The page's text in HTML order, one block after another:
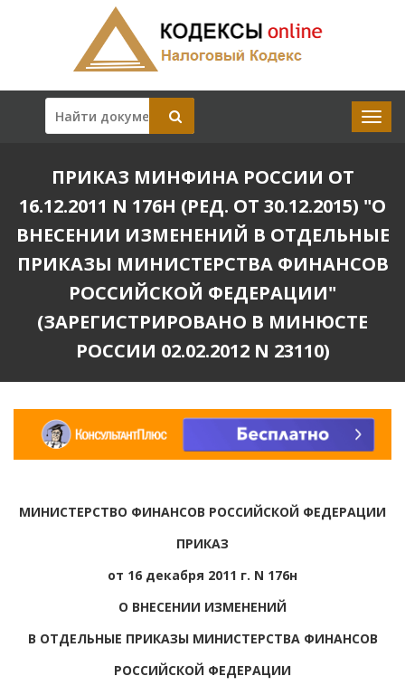
ПРИКАЗ МИНФИНА РОССИИ ОТ
16.12.2011 N 176Н (РЕД. ОТ 30.12.2015) "О
ВНЕСЕНИИ ИЗМЕНЕНИЙ В ОТДЕЛЬНЫЕ
ПРИКАЗЫ МИНИСТЕРСТВА ФИНАНСОВ
РОССИЙСКОЙ ФЕДЕРАЦИИ"
(ЗАРЕГИСТРИРОВАНО В МИНЮСТЕ
РОССИИ 02.02.2012 N 23110)
МИНИСТЕРСТВО ФИНАНСОВ РОССИЙСКОЙ ФЕДЕРАЦИИ
ПРИКАЗ
от 16 декабря 2011 г. N 176н
О ВНЕСЕНИИ ИЗМЕНЕНИЙ
В ОТДЕЛЬНЫЕ ПРИКАЗЫ МИНИСТЕРСТВА ФИНАНСОВ
РОССИЙСКОЙ ФЕДЕРАЦИИ